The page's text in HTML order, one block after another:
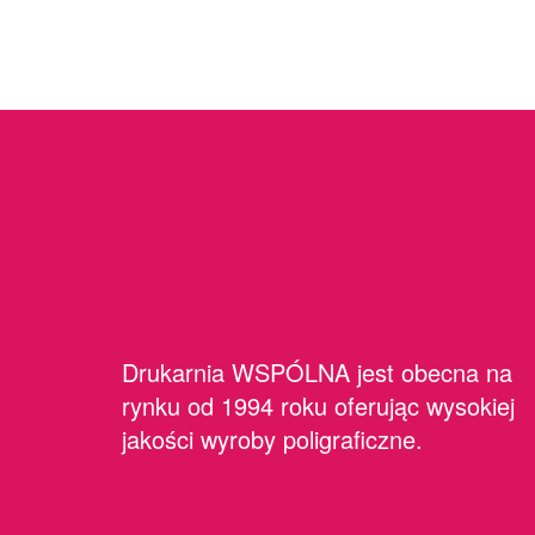
Drukarnia WSPÓLNA jest obecna na
rynku od 1994 roku oferując wysokiej
jakości wyroby poligraficzne.